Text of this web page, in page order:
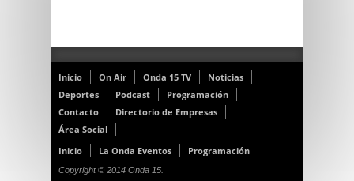
Inicio On Air Onda 15 TV
Noticias
Deportes
Podcast
Programación
Contacto
Directorio de Empresas
Área Social
Inicio
La Onda Eventos Programación
Copyright © 2014 Onda 15.